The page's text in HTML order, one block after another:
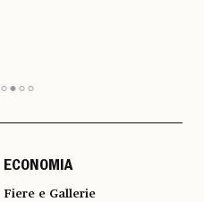
ECONOMIA
Fiere e Gallerie